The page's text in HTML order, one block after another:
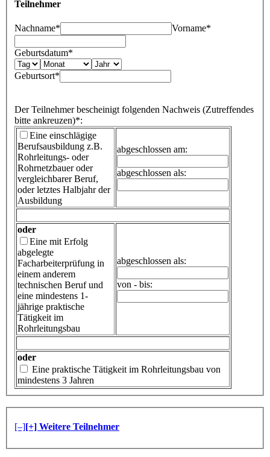
Teilnehmer
Nachname* Vorname*
Geburtsdatum*
Geburtsort*
Der Teilnehmer bescheinigt folgenden Nachweis (Zutreffendes
bitte ankreuzen)*:
Eine einschlägige
Berufsausbildung z.B.
Rohrleitungs- oder
Rohrnetzbauer oder
vergleichbarer Beruf,
oder letztes Halbjahr der
Ausbildung
abgeschlossen am:
abgeschlossen als:
oder
Eine mit Erfolg
abgelegte
Facharbeiterprüfung in
einem anderem
technischen Beruf und
eine mindestens 1-
jährige praktische
Tätigkeit im
Rohrleitungsbau
abgeschlossen als:
von - bis:
oder
Eine praktische Tätigkeit im Rohrleitungsbau von
mindestens 3 Jahren
[–][+] Weitere Teilnehmer